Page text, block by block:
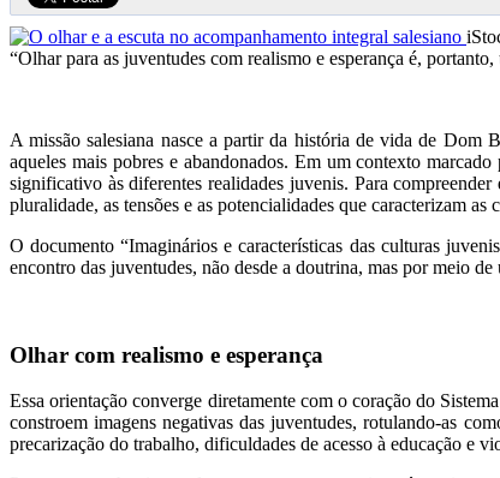
“Olhar para as juventudes com realismo e esperança é,
A missão salesiana nasce a partir da história de vida de Dom
aqueles mais pobres e abandonados. Em um contexto
significativo às diferentes realidades juvenis. Para
pluralidade, as tensões e as potencialidades que caracterizam as
O documento “Imaginários e características das culturas
encontro das juventudes, não desde a doutrina, mas por meio
Olhar com realismo e esperança
Essa orientação converge diretamente com o coração do
constroem imagens negativas das juventudes, rotulando-as
precarização do trabalho, dificuldades de acesso à educação e